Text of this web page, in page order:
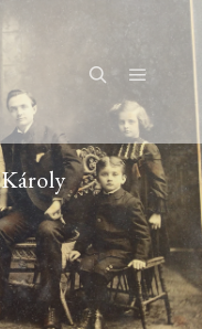
KeresésFőmenü